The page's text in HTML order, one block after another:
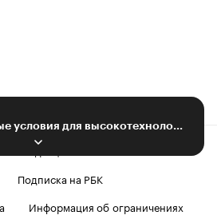
Редакция
Подписка на РБК
Информация об ограничениях